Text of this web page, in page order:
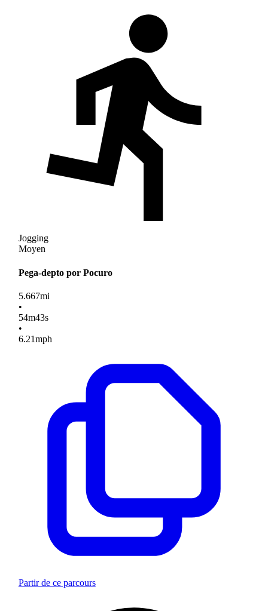
Jogging
Moyen
Pega-depto por Pocuro
5.667mi
•
54m43s
•
6.21mph
Partir de ce parcours